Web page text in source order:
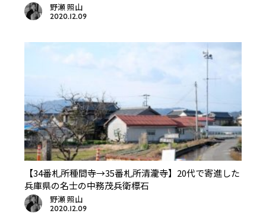
野瀬 照山
2020.12.09
【34番札所種間寺→35番札所清瀧寺】20代で寄進した
兵庫県の名士の中務茂兵衛標石
野瀬 照山
2020.12.09